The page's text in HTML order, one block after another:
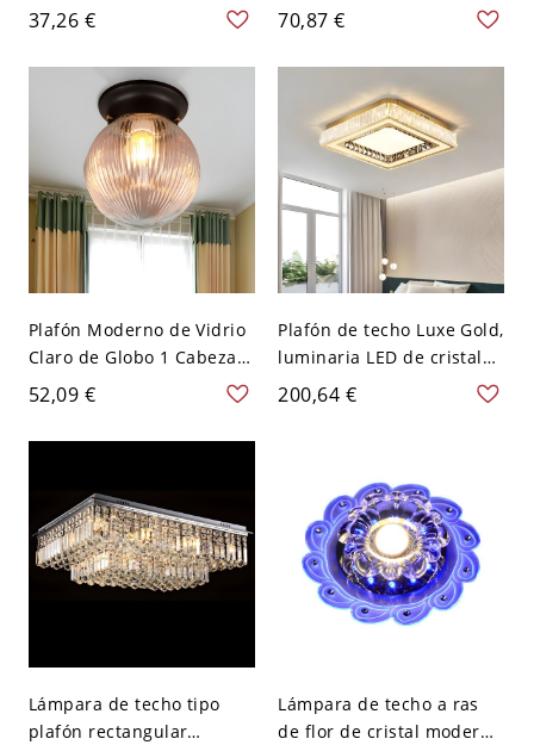
diseño de cuboide estilo
simple LED montado en
superficie en luz cálida
37,26 €
Iluminación de Techo
Simple para Corredor -
Transparente 110 A 120 V
70,87 €
Plafón Moderno de Vidrio
Claro de Globo 1 Cabeza
Iluminación de Techo para
Corredor - Transparente
110 A 120 V
52,09 €
Plafón de techo Luxe Gold,
luminaria LED de cristal
K9 con temperatura de
color ajustable para
200,64 €
Lámpara de techo tipo
plafón rectangular
Lámpara de techo a ras
de flor de cristal moderna